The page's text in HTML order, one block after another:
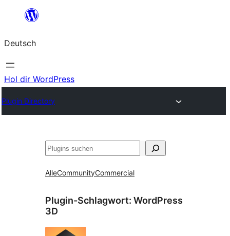
springen
Deutsch
Hol dir WordPress
Plugin Directory
Suchen
AlleCommunityCommercial
Plugin-Schlagwort: WordPress
3D